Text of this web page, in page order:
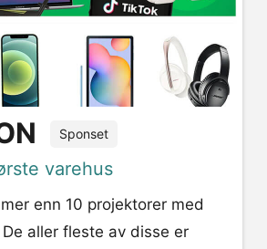
Sponset
varehus
enn 10 projektorer med
aller fleste av disse er